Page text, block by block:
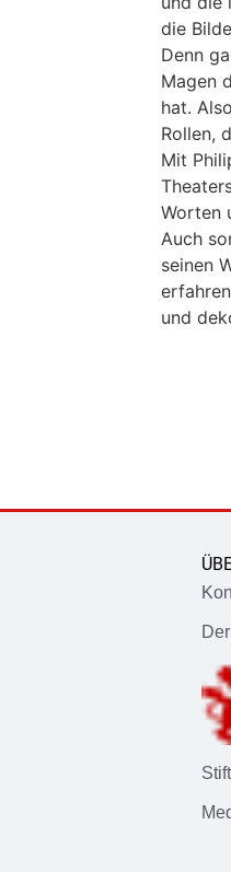
die
Denn
Magen
hat.
Rollen,
Mit
Worten
Auch
seinen
und